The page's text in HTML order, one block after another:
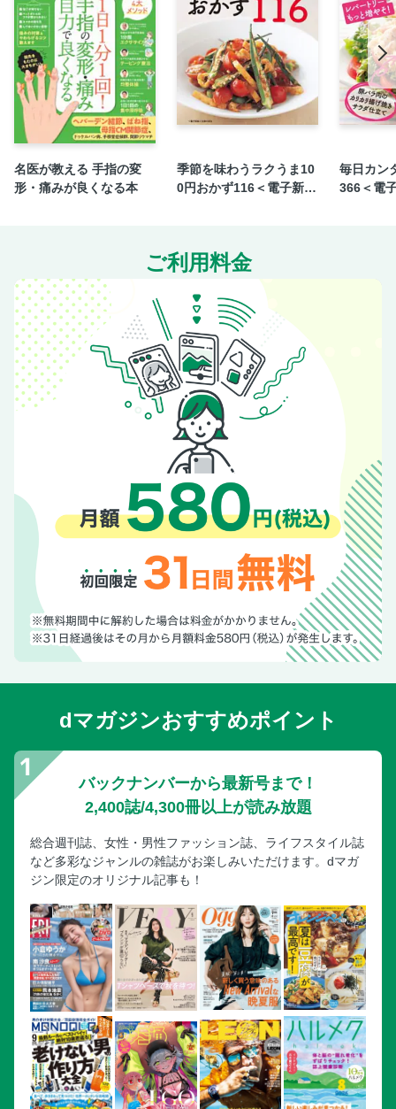
ひとり分のDailyごはん
8月号のお知らせ
名医が教える 手指の変
形・痛みが良くなる本
季節を味わうラクうま10
0円おかず116＜電子新版
毎日カン
366＜電
ご利用料金
dマガジンおすすめポイント
バックナンバーから最新号まで！
2,400誌/4,300冊以上が読み放題
総合週刊誌、女性・男性ファッション誌、ライフスタイル誌
など多彩なジャンルの雑誌がお楽しみいただけます。dマガ
ジン限定のオリジナル記事も！